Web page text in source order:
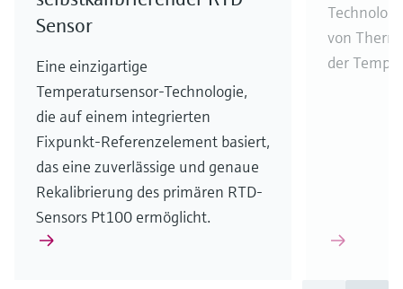
Sensor
Eine einzigartige
Temperatursensor-Technologie,
die auf einem integrierten
Fixpunkt-Referenzelement basiert,
das eine zuverlässige und genaue
Rekalibrierung des primären RTD-
Sensors Pt100 ermöglicht.
von
der